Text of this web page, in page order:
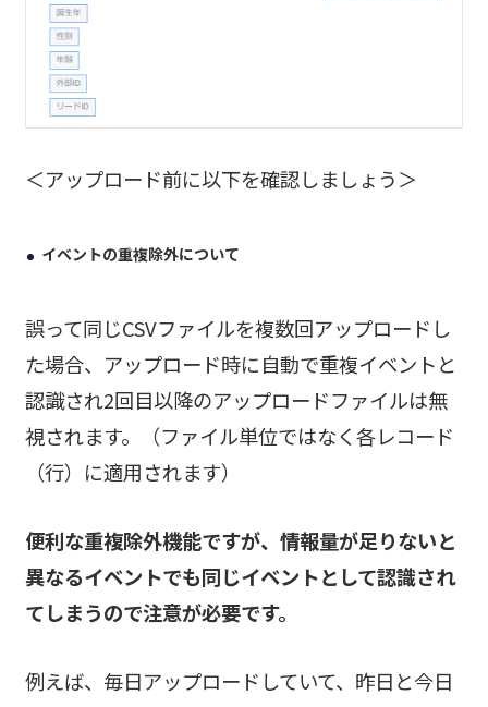
＜アップロード前に以下を確認しましょう＞
イベントの重複除外について
誤って同じCSVファイルを複数回アップロードし
た場合、アップロード時に自動で重複イベントと
認識され2回目以降のアップロードファイルは無
視されます。（ファイル単位ではなく各レコード
（行）に適用されます）
便利な重複除外機能ですが、情報量が足りないと
異なるイベントでも同じイベントとして認識され
てしまうので注意が必要です。
例えば、毎日アップロードしていて、昨日と今日